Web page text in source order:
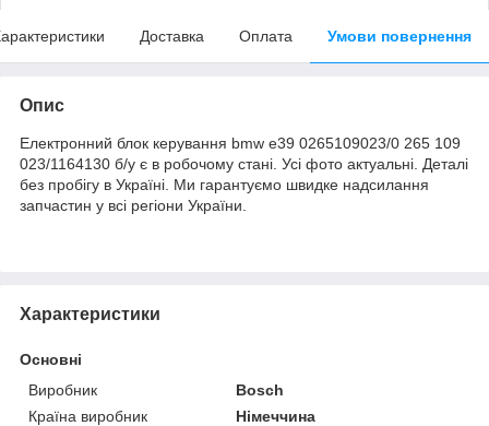
Доставка Оплата Умови повернення
Опис
Електронний блок керування bmw e39 0265109023/0 265 109
023/1164130 б/у є в робочому стані. Усі фото актуальні. Деталі
без пробігу в Україні. Ми гарантуємо швидке надсилання
запчастин у всі регіони України.
Характеристики
Основні
Виробник
Bosch
Країна виробник
Німеччина